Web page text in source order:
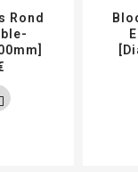
Rond